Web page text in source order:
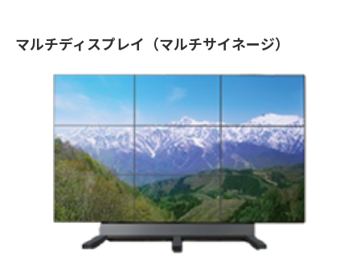
マルチディスプレイ（マルチサイネージ）